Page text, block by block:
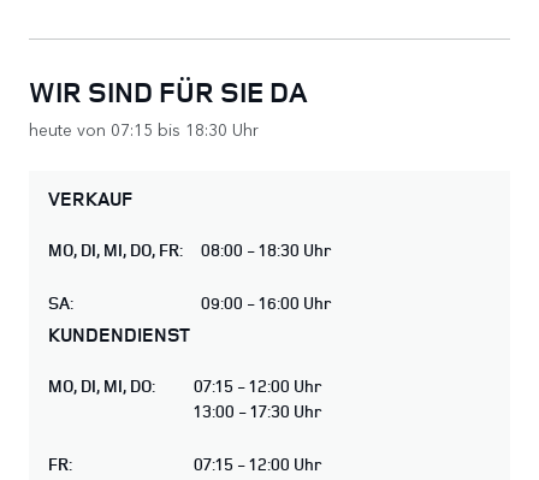
WIR SIND FÜR SIE DA
heute von 07:15 bis 18:30 Uhr
VERKAUF
MO, DI, MI, DO, FR: 08:00 - 18:30 Uhr
SA: 09:00 - 16:00 Uhr
KUNDENDIENST
MO, DI, MI, DO:
07:15 - 12:00 Uhr
13:00 - 17:30 Uhr
FR:
07:15 - 12:00 Uhr